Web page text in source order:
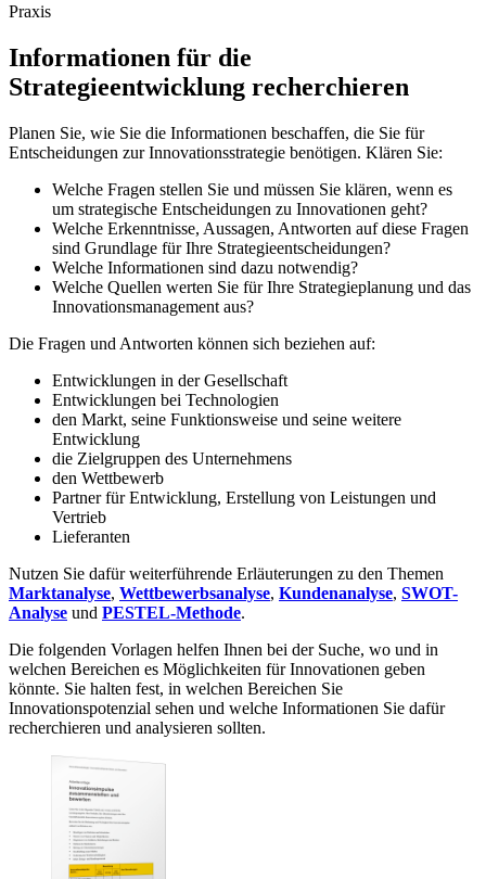
Praxis
Informationen für die
Strategieentwicklung recherchieren
Planen Sie, wie Sie die Informationen beschaffen, die Sie für
Entscheidungen zur Innovationsstrategie benötigen. Klären Sie:
Welche Fragen stellen Sie und müssen Sie klären, wenn es
um strategische Entscheidungen zu Innovationen geht?
Welche Erkenntnisse, Aussagen, Antworten auf diese Fragen
sind Grundlage für Ihre Strategieentscheidungen?
Welche Informationen sind dazu notwendig?
Welche Quellen werten Sie für Ihre Strategieplanung und das
Innovationsmanagement aus?
Die Fragen und Antworten können sich beziehen auf:
Entwicklungen in der Gesellschaft
Entwicklungen bei Technologien
den Markt, seine Funktionsweise und seine weitere
Entwicklung
die Zielgruppen des Unternehmens
den Wettbewerb
Partner für Entwicklung, Erstellung von Leistungen und
Vertrieb
Lieferanten
Nutzen Sie dafür weiterführende Erläuterungen zu den Themen
Marktanalyse, Wettbewerbsanalyse, Kundenanalyse, SWOT-
Analyse und PESTEL-Methode.
Die folgenden Vorlagen helfen Ihnen bei der Suche, wo und in
welchen Bereichen es Möglichkeiten für Innovationen geben
könnte. Sie halten fest, in welchen Bereichen Sie
Innovationspotenzial sehen und welche Informationen Sie dafür
recherchieren und analysieren sollten.